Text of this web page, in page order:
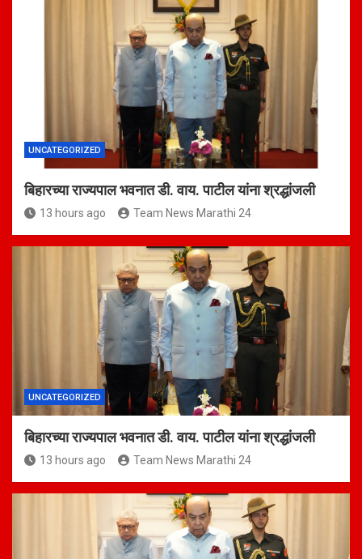
UNCATEGORIZED
बिहारच्या राज्यपाल भवनात डी. वाय. पाटील यांना श्रद्धांजली
13 hours ago Team News Marathi 24
UNCATEGORIZED
बिहारच्या राज्यपाल भवनात डी. वाय. पाटील यांना श्रद्धांजली
13 hours ago Team News Marathi 24